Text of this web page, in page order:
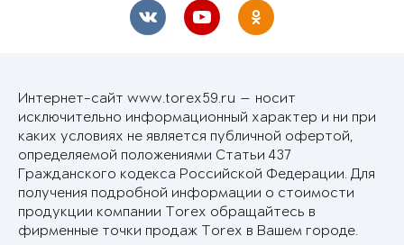
Интернет-сайт www.torex59.ru — носит
исключительно информационный характер и ни при
каких условиях не является публичной офертой,
определяемой положениями Статьи 437
Гражданского кодекса Российской Федерации. Для
получения подробной информации о стоимости
продукции компании Torex обращайтесь в
фирменные точки продаж Torex в Вашем городе.